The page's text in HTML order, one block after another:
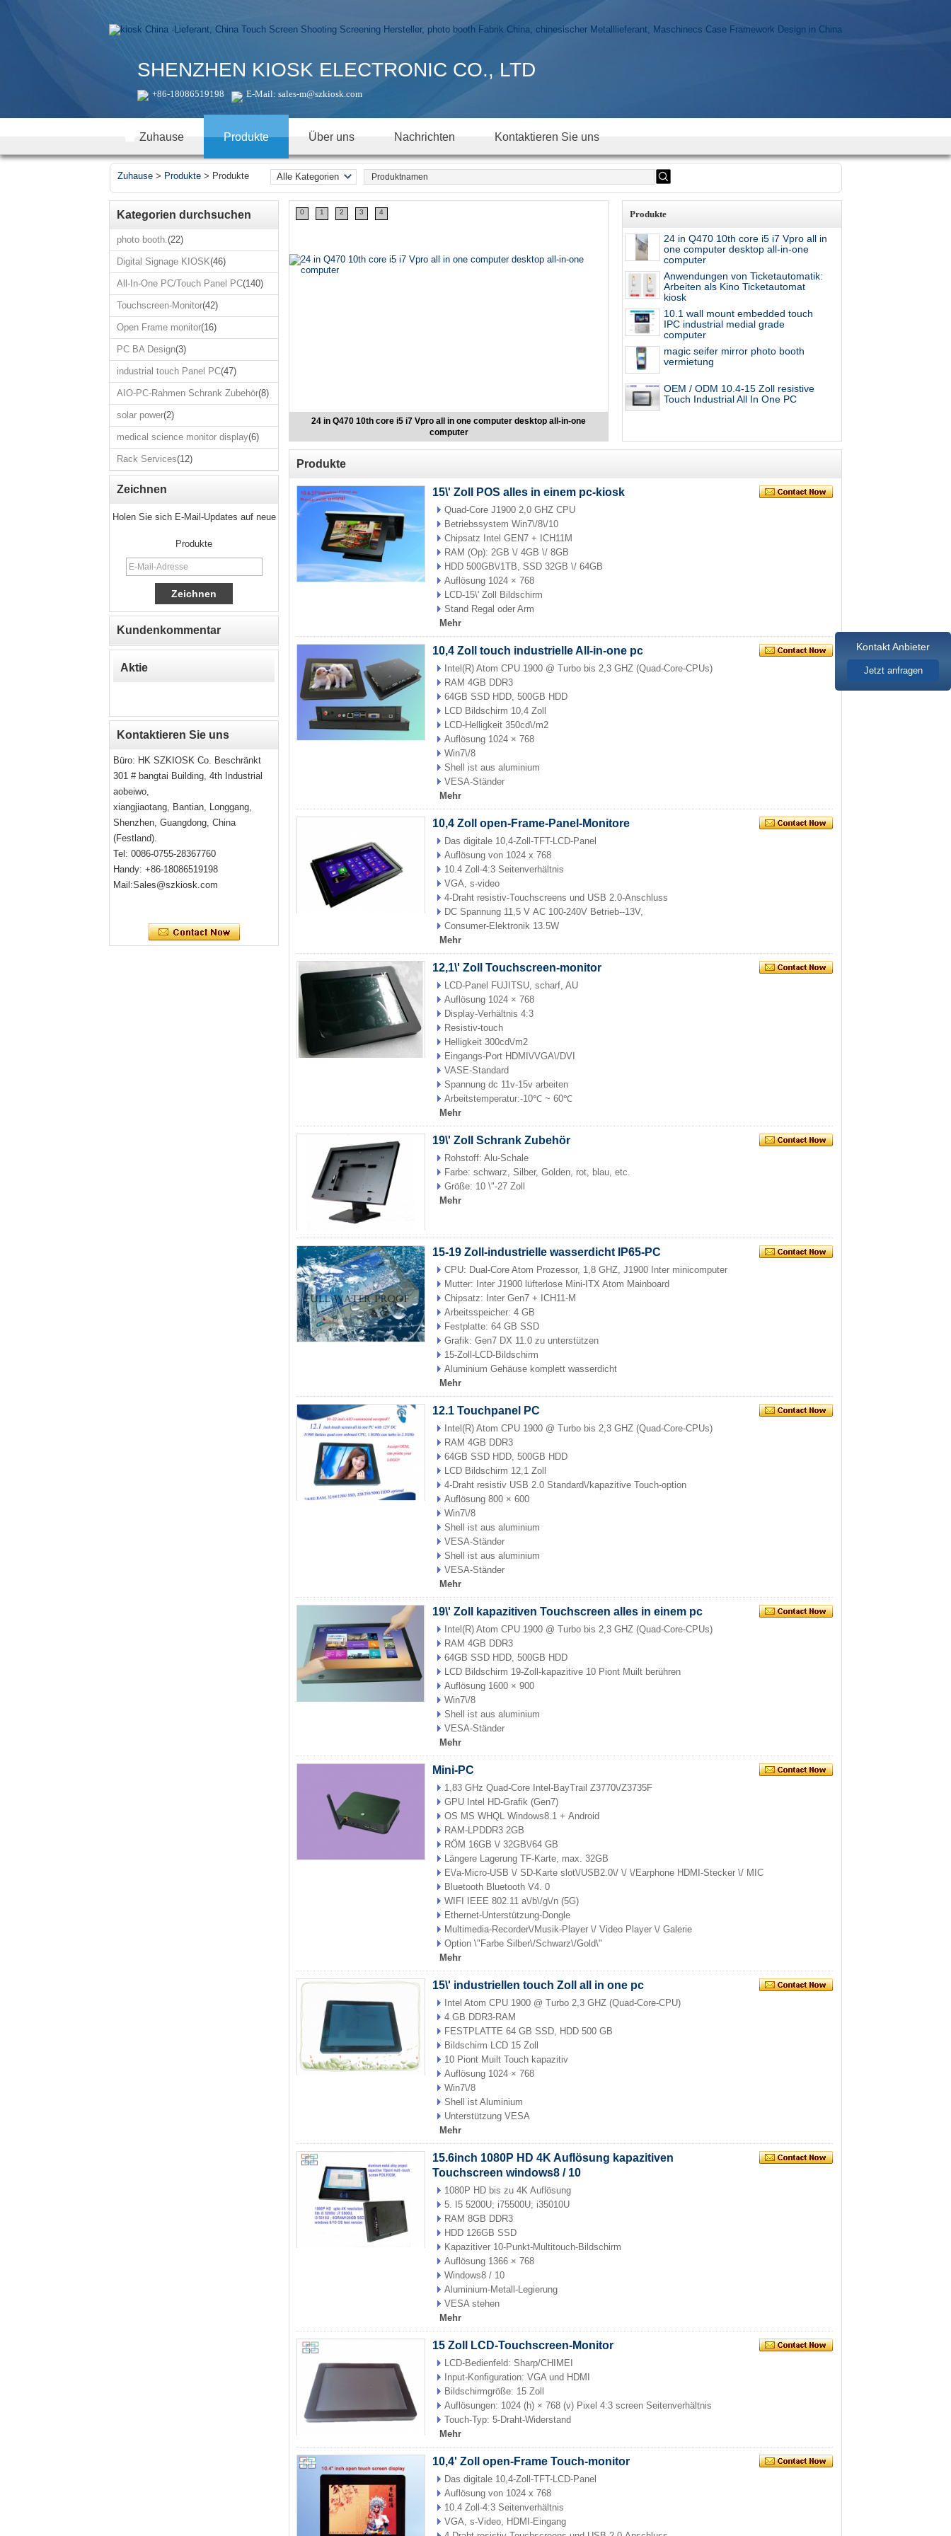
SHENZHEN KIOSK ELECTRONIC CO., LTD
+86-18086519198 E-Mail: sales-m@szkiosk.com
Zuhause Produkte Über uns Nachrichten Kontaktieren Sie uns
Zuhause> Produkte> Produkte
Alle Kategorien
Single Page
photo booth.
All-In-One
PC/Touch Panel
AIO-PC-Rahmen
Schrank Zubehör
solar power
medical science
Rack Services
Kategorien durchsuchen
photo booth.(22)
Digital Signage KIOSK(46)
All-In-One PC/Touch Panel PC(140)
Touchscreen-Monitor(42)
Open Frame monitor(16)
PC BA Design(3)
industrial touch Panel PC(47)
AIO-PC-Rahmen Schrank Zubehör(8)
solar power(2)
medical science monitor display(6)
Rack Services(12)
Zeichnen
Holen Sie sich E-Mail-Updates auf neue
Produkte
Kundenkommentar
Aktie
Kontaktieren Sie uns
Büro: HK SZKIOSK Co. Beschränkt
301 # bangtai Building, 4th Industrial
aobeiwo,
xiangjiaotang, Bantian, Longgang,
Shenzhen, Guangdong, China
(Festland).
Tel: 0086-0755-28367760
Handy: +86-18086519198
Mail:Sales@szkiosk.com
0 1 2 3 4
24 in Q470 10th core i5 i7 Vpro all in one computer desktop all-in-one
computer
Produkte
24 in Q470 10th core i5 i7 Vpro all in
one computer desktop all-in-one
computer
Anwendungen von Ticketautomatik:
Arbeiten als Kino Ticketautomat
kiosk
10.1 wall mount embedded touch
IPC industrial medial grade
computer
magic seifer mirror photo booth
vermietung
OEM / ODM 10.4-15 Zoll resistive
Touch Industrial All In One PC
Produkte
15\' Zoll POS alles in einem pc-kiosk
Quad-Core J1900 2,0 GHZ CPU
Betriebssystem Win7\/8\/10
Chipsatz Intel GEN7 + ICH11M
RAM (Op): 2GB \/ 4GB \/ 8GB
HDD 500GB\/1TB, SSD 32GB \/ 64GB
Auflösung 1024 × 768
LCD-15\' Zoll Bildschirm
Stand Regal oder Arm
Mehr
10,4 Zoll touch industrielle All-in-one pc
Intel(R) Atom CPU 1900 @ Turbo bis 2,3 GHZ (Quad-Core-CPUs)
RAM 4GB DDR3
64GB SSD HDD, 500GB HDD
LCD Bildschirm 10,4 Zoll
LCD-Helligkeit 350cd\/m2
Auflösung 1024 × 768
Win7\/8
Shell ist aus aluminium
VESA-Ständer
Mehr
10,4 Zoll open-Frame-Panel-Monitore
Das digitale 10,4-Zoll-TFT-LCD-Panel
Auflösung von 1024 x 768
10.4 Zoll-4:3 Seitenverhältnis
VGA, s-video
4-Draht resistiv-Touchscreens und USB 2.0-Anschluss
DC Spannung 11,5 V AC 100-240V Betrieb--13V,
Consumer-Elektronik 13.5W
Mehr
12,1\' Zoll Touchscreen-monitor
LCD-Panel FUJITSU, scharf, AU
Auflösung 1024 × 768
Display-Verhältnis 4:3
Resistiv-touch
Helligkeit 300cd\/m2
Eingangs-Port HDMI\/VGA\/DVI
VASE-Standard
Spannung dc 11v-15v arbeiten
Arbeitstemperatur:-10℃ ~ 60℃
Mehr
19\' Zoll Schrank Zubehör
Rohstoff: Alu-Schale
Farbe: schwarz, Silber, Golden, rot, blau, etc.
Größe: 10 \"-27 Zoll
Mehr
15-19 Zoll-industrielle wasserdicht IP65-PC
CPU: Dual-Core Atom Prozessor, 1,8 GHZ, J1900 Inter minicomputer
Mutter: Inter J1900 lüfterlose Mini-ITX Atom Mainboard
Chipsatz: Inter Gen7 + ICH11-M
Arbeitsspeicher: 4 GB
Festplatte: 64 GB SSD
Grafik: Gen7 DX 11.0 zu unterstützen
15-Zoll-LCD-Bildschirm
Aluminium Gehäuse komplett wasserdicht
Mehr
12.1 Touchpanel PC
Intel(R) Atom CPU 1900 @ Turbo bis 2,3 GHZ (Quad-Core-CPUs)
RAM 4GB DDR3
64GB SSD HDD, 500GB HDD
LCD Bildschirm 12,1 Zoll
4-Draht resistiv USB 2.0 Standard\/kapazitive Touch-option
Auflösung 800 × 600
Win7\/8
Shell ist aus aluminium
VESA-Ständer
Shell ist aus aluminium
VESA-Ständer
Mehr
19\' Zoll kapazitiven Touchscreen alles in einem pc
Intel(R) Atom CPU 1900 @ Turbo bis 2,3 GHZ (Quad-Core-CPUs)
RAM 4GB DDR3
64GB SSD HDD, 500GB HDD
LCD Bildschirm 19-Zoll-kapazitive 10 Piont Muilt berühren
Auflösung 1600 × 900
Win7\/8
Shell ist aus aluminium
VESA-Ständer
Mehr
Mini-PC
1,83 GHz Quad-Core Intel-BayTrail Z3770\/Z3735F
GPU Intel HD-Grafik (Gen7)
OS MS WHQL Windows8.1 + Android
RAM-LPDDR3 2GB
RÖM 16GB \/ 32GB\/64 GB
Längere Lagerung TF-Karte, max. 32GB
E\/a-Micro-USB \/ SD-Karte slot\/USB2.0\/ \/ \/Earphone HDMI-Stecker \/ MIC
Bluetooth Bluetooth V4. 0
WIFI IEEE 802.11 a\/b\/g\/n (5G)
Ethernet-Unterstützung-Dongle
Multimedia-Recorder\/Musik-Player \/ Video Player \/ Galerie
Option \"Farbe Silber\/Schwarz\/Gold\"
Mehr
15\' industriellen touch Zoll all in one pc
Intel Atom CPU 1900 @ Turbo 2,3 GHZ (Quad-Core-CPU)
4 GB DDR3-RAM
FESTPLATTE 64 GB SSD, HDD 500 GB
Bildschirm LCD 15 Zoll
10 Piont Muilt Touch kapazitiv
Auflösung 1024 × 768
Win7\/8
Shell ist Aluminium
Unterstützung VESA
Mehr
15.6inch 1080P HD 4K Auflösung kapazitiven
Touchscreen windows8 / 10
1080P HD bis zu 4K Auflösung
5. I5 5200U; i75500U; i35010U
RAM 8GB DDR3
HDD 126GB SSD
Kapazitiver 10-Punkt-Multitouch-Bildschirm
Auflösung 1366 × 768
Windows8 / 10
Aluminium-Metall-Legierung
VESA stehen
Mehr
15 Zoll LCD-Touchscreen-Monitor
LCD-Bedienfeld: Sharp/CHIMEI
Input-Konfiguration: VGA und HDMI
Bildschirmgröße: 15 Zoll
Auflösungen: 1024 (h) × 768 (v) Pixel 4:3 screen Seitenverhältnis
Touch-Typ: 5-Draht-Widerstand
Mehr
10,4' Zoll open-Frame Touch-monitor
Das digitale 10,4-Zoll-TFT-LCD-Panel
Auflösung von 1024 x 768
10.4 Zoll-4:3 Seitenverhältnis
VGA, s-Video, HDMI-Eingang
Kontakt Anbieter
Jetzt anfragen